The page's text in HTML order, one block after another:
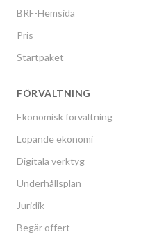
BRF-Hemsida
Pris
Startpaket
FÖRVALTNING
Ekonomisk förvaltning
Löpande ekonomi
Digitala verktyg
Underhållsplan
Juridik
Begär offert